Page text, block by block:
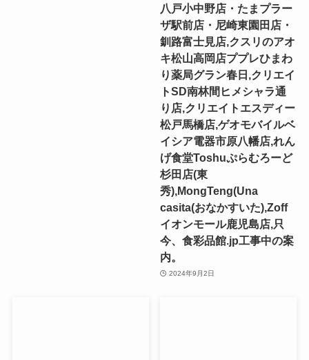
八戸小中野店・たまプラー
ザ駅前店・尼崎東園田店・
釧路富士見店,クスリのアオ
キ松山高岡店ププレひまわ
り薬局グラン春日,クリエイ
トSD南林間ヒメシャラ通
り店,クリエイトエスディー
松戸馬橋店,ゲオモバイルベ
イシア電器市原八幡店,れん
げ食堂Toshuぷらむろーど
杉田店(東
秀),MongTeng(Una
casita(おなかすいた),Zoff
イオンモール鹿児島店,只
今、食彩品館.jp工事中の案
内。
2024年9月2日